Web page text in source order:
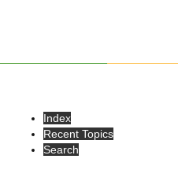
Index
Recent Topics
Search